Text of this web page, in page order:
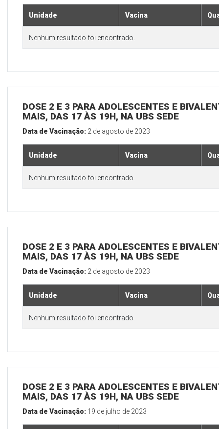
Unidade Vacina
Nenhum resultado foi encontrado.
DOSE 2 E 3 PARA ADOLESCENTES E
MAIS, DAS 17 ÀS 19H, NA UBS SEDE
Data de Vacinação: 2 de agosto de 2023
Unidade Vacina
Nenhum resultado foi encontrado.
DOSE 2 E 3 PARA ADOLESCENTES E
MAIS, DAS 17 ÀS 19H, NA UBS SEDE
Data de Vacinação: 2 de agosto de 2023
Unidade Vacina
Nenhum resultado foi encontrado.
DOSE 2 E 3 PARA ADOLESCENTES E
MAIS, DAS 17 ÀS 19H, NA UBS SEDE
Data de Vacinação: 19 de julho de 2023